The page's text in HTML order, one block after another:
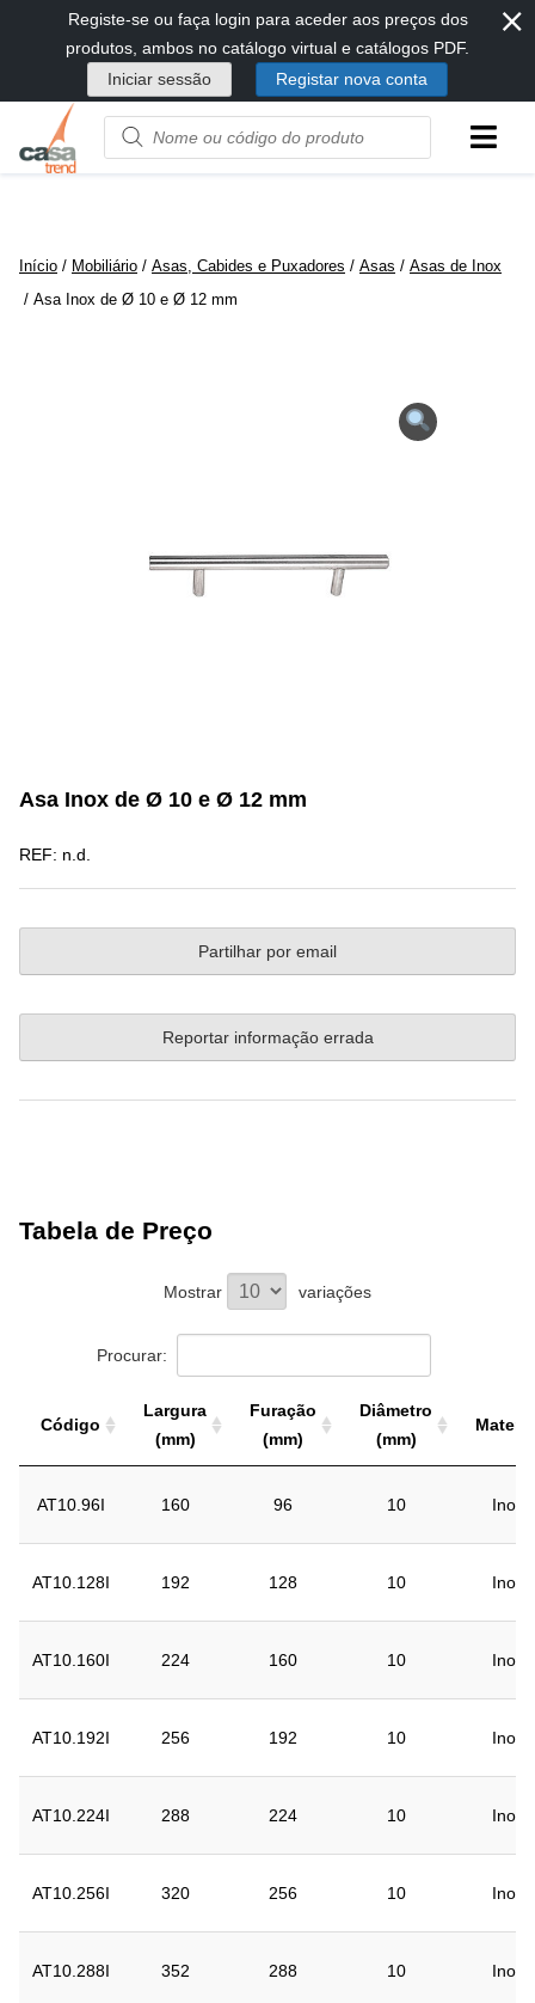
diretamente
conteúdo
Registe-se ou faça login para aceder aos preços dos
produtos, ambos no catálogo virtual e catálogos PDF.
Iniciar sessão
Registar nova conta
⨯
Product
name
Início / Mobiliário / Asas, Cabides e Puxadores / Asas / Asas de Inox
/ Asa Inox de Ø 10 e Ø 12 mm
Asa Inox de Ø 10 e Ø 12 mm
REF: n.d.
Partilhar por email
Reportar informação errada
Tabela de Preço
Mostrar variações
Procurar:
Código
Largura
(mm)
Furação
(mm)
Diâmetro
(mm)
(mm)
(mm)
(mm)
AT10.96I
160 96 10 Inox
AT10.128I 192 128 10 Inox
AT10.160I 224 160 10 Inox
AT10.192I 256 192 10 Inox
AT10.224I 288 224 10 Inox
AT10.256I 320 256 10 Inox
AT10.288I 352 288 10 Inox